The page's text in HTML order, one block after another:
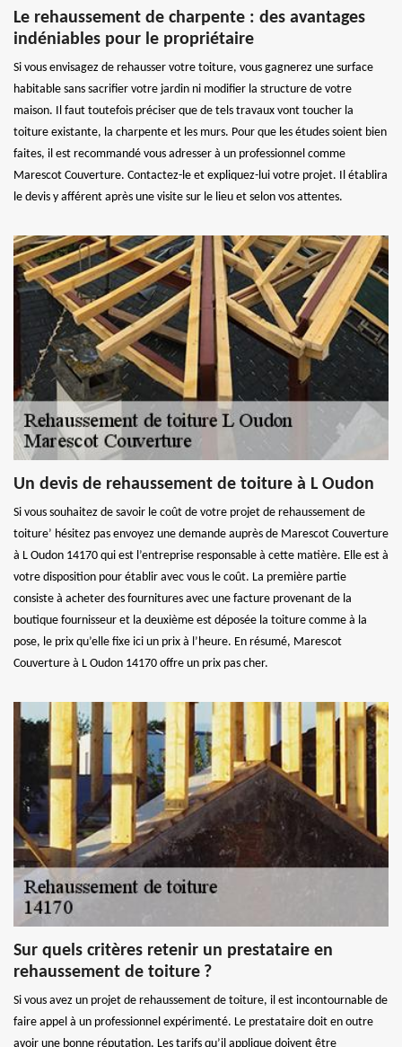
Le rehaussement de charpente : des avantages
indéniables pour le propriétaire
Si vous envisagez de rehausser votre toiture, vous gagnerez une surface
habitable sans sacrifier votre jardin ni modifier la structure de votre
maison. Il faut toutefois préciser que de tels travaux vont toucher la
toiture existante, la charpente et les murs. Pour que les études soient bien
faites, il est recommandé vous adresser à un professionnel comme
Marescot Couverture. Contactez-le et expliquez-lui votre projet. Il établira
le devis y afférent après une visite sur le lieu et selon vos attentes.
Un devis de rehaussement de toiture à L Oudon
Si vous souhaitez de savoir le coût de votre projet de rehaussement de
toiture’ hésitez pas envoyez une demande auprès de Marescot Couverture
à L Oudon 14170 qui est l’entreprise responsable à cette matière. Elle est à
votre disposition pour établir avec vous le coût. La première partie
consiste à acheter des fournitures avec une facture provenant de la
boutique fournisseur et la deuxième est déposée la toiture comme à la
pose, le prix qu’elle fixe ici un prix à l’heure. En résumé, Marescot
Couverture à L Oudon 14170 offre un prix pas cher.
Sur quels critères retenir un prestataire en
rehaussement de toiture ?
Si vous avez un projet de rehaussement de toiture, il est incontournable de
faire appel à un professionnel expérimenté. Le prestataire doit en outre
avoir une bonne réputation. Les tarifs qu’il applique doivent être